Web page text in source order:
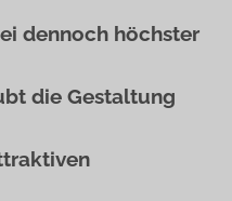
dennoch höchster
die Gestaltung